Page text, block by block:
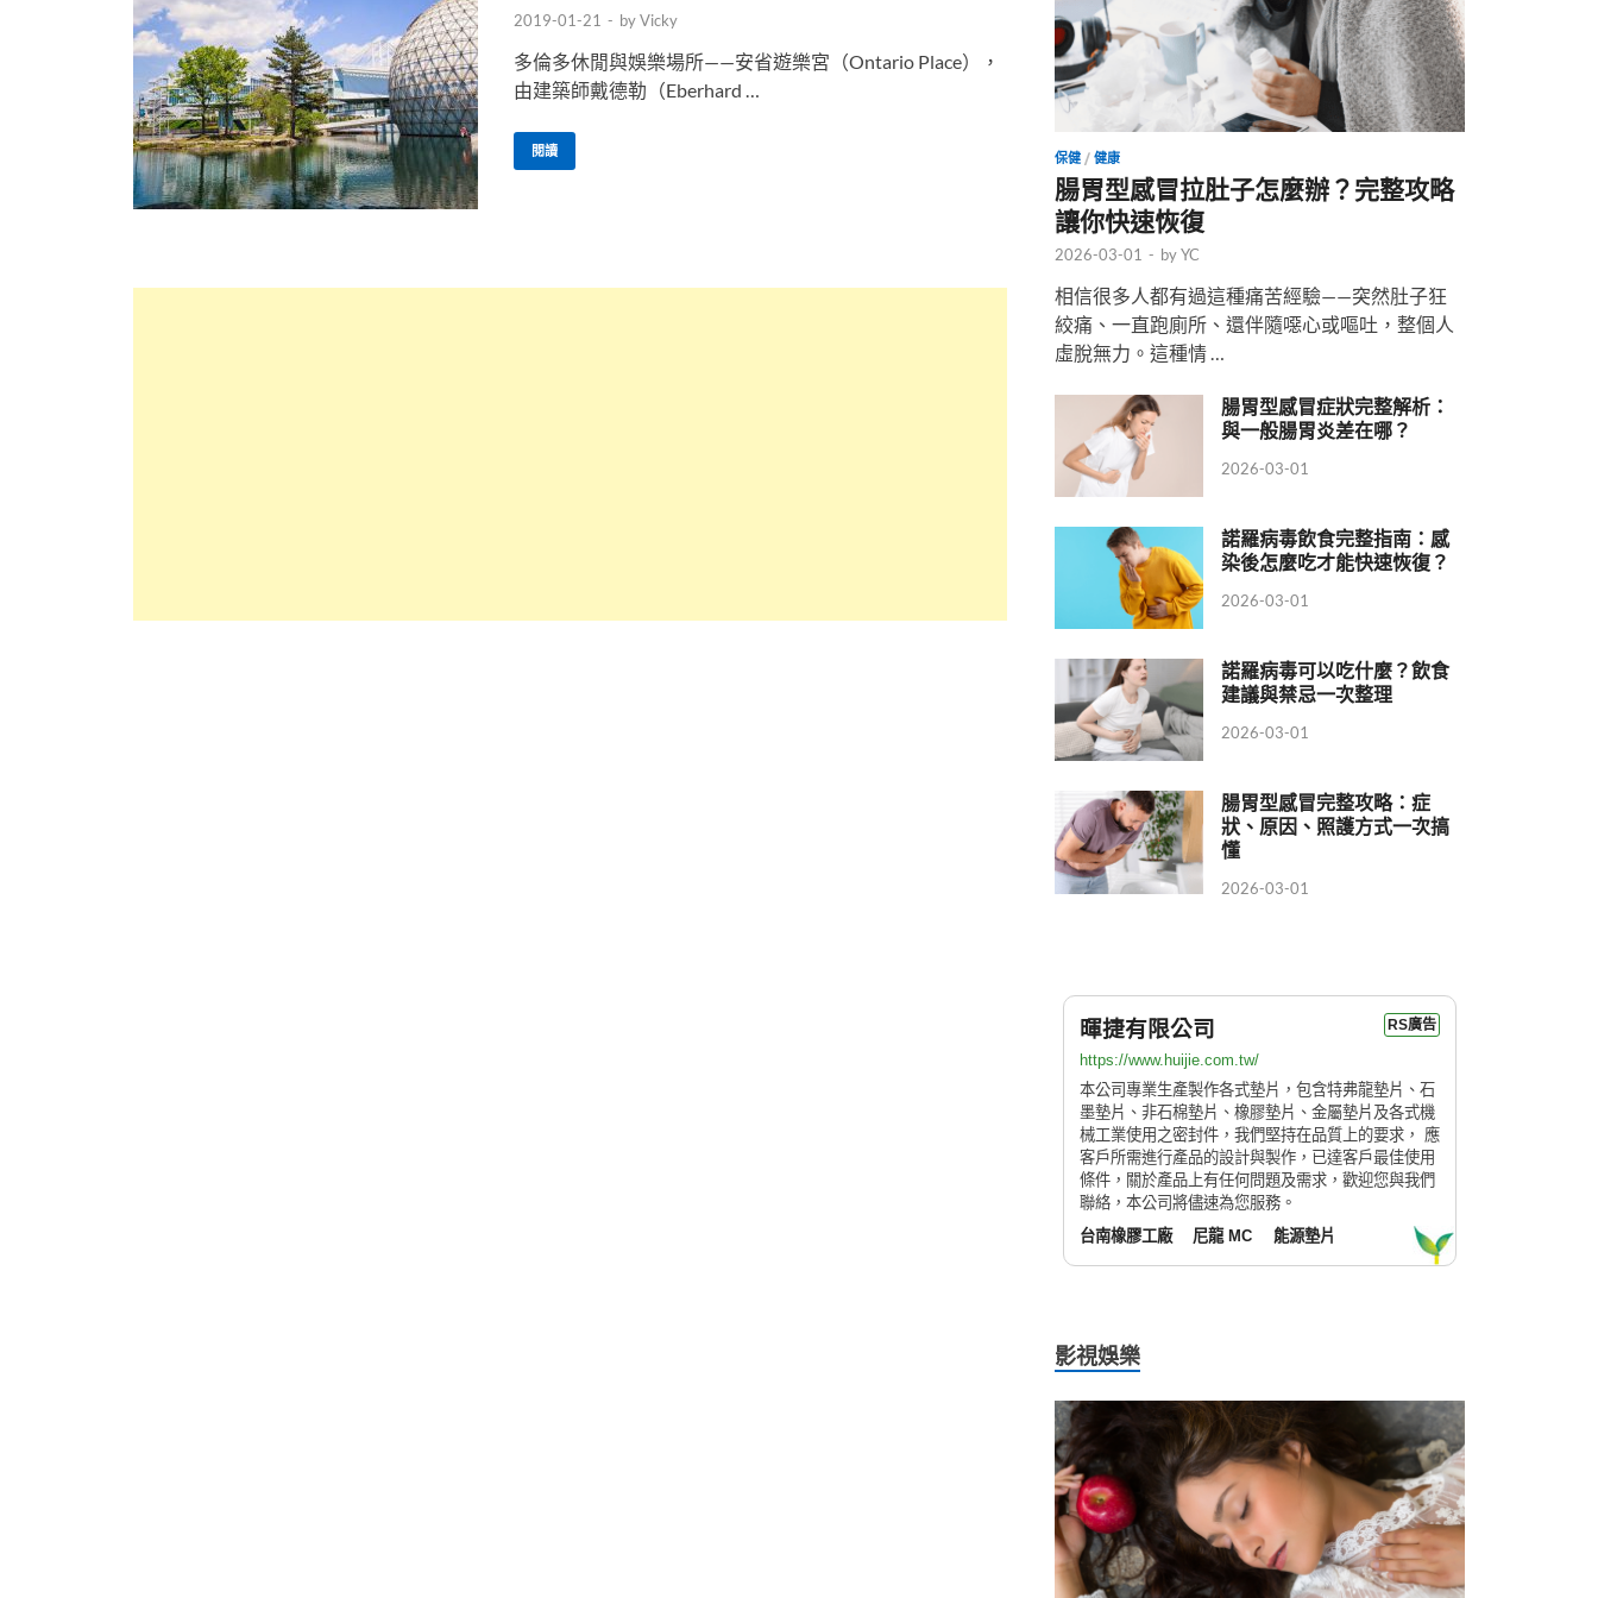
2019-01-21 - byVicky
多倫多休閒與娛樂場所——安省遊樂宮（Ontario Place），
由建築師戴德勒（Eberhard …
閱讀 保健 /健康
腸胃型感冒拉肚子怎麼辦？完整攻略
讓你快速恢復
2026-03-01 - byYC
相信很多人都有過這種痛苦經驗——突然肚子狂
絞痛、一直跑廁所、還伴隨噁心或嘔吐，整個人
虛脫無力。這種情 …
腸胃型感冒症狀完整解析：
與一般腸胃炎差在哪？
2026-03-01
諾羅病毒飲食完整指南：感
染後怎麼吃才能快速恢復？
2026-03-01
諾羅病毒可以吃什麼？飲食
建議與禁忌一次整理
2026-03-01
腸胃型感冒完整攻略：症
狀、原因、照護方式一次搞
懂
2026-03-01
暉捷有限公司 RS廣告
https://www.huijie.com.tw/
本公司專業生產製作各式墊片，包含特弗龍墊片、石
墨墊片、非石棉墊片、橡膠墊片、金屬墊片及各式機
械工業使用之密封件，我們堅持在品質上的要求， 應
客戶所需進行產品的設計與製作，已達客戶最佳使用
條件，關於產品上有任何問題及需求，歡迎您與我們
聯絡，本公司將儘速為您服務。
台南橡膠工廠
尼龍 MC 能源墊片
影視娛樂